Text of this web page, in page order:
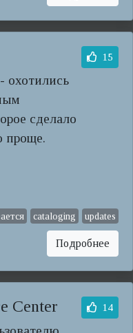
сделало
проще.
15
cataloging updates
Подробнее
Center 14